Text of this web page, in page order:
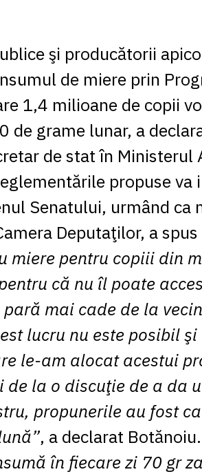
1 MDL= 0.2538
= 0.2227
1 NOK = 0.4191
1 NZD
= 2.6097
1 PLN= 1.1646
= 0.0425
1 RUB= 0.0530
1 SEK = 0.4526
1 TRY= 0.1141
1 UAH= 0.1048
1 XDR = 5.9383
1 ZAR= 0.2318
şi producătorii
de miere prin
1,4 milioane de copii
de grame lunar, a
de stat în Ministerul
propuse va
Senatului, urmând ca
Deputaţilor, a
miere pentru copiii din
că nu îl poate
pară mai cade de la
lucru nu este posibil
le-am alocat acestui
de la o discuţie de a da
propunerile au fost
, a declarat Botănoiu.
în fiecare zi 70 gr